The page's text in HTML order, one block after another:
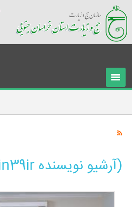
(آرشیو نویسنده admin39ir)